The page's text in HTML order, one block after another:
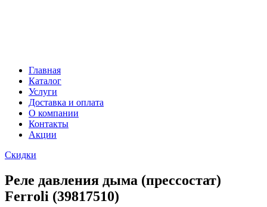
Главная
Каталог
Услуги
Доставка и оплата
О компании
Контакты
Акции
Скидки
Реле давления дыма (прессостат)
Ferroli (39817510)